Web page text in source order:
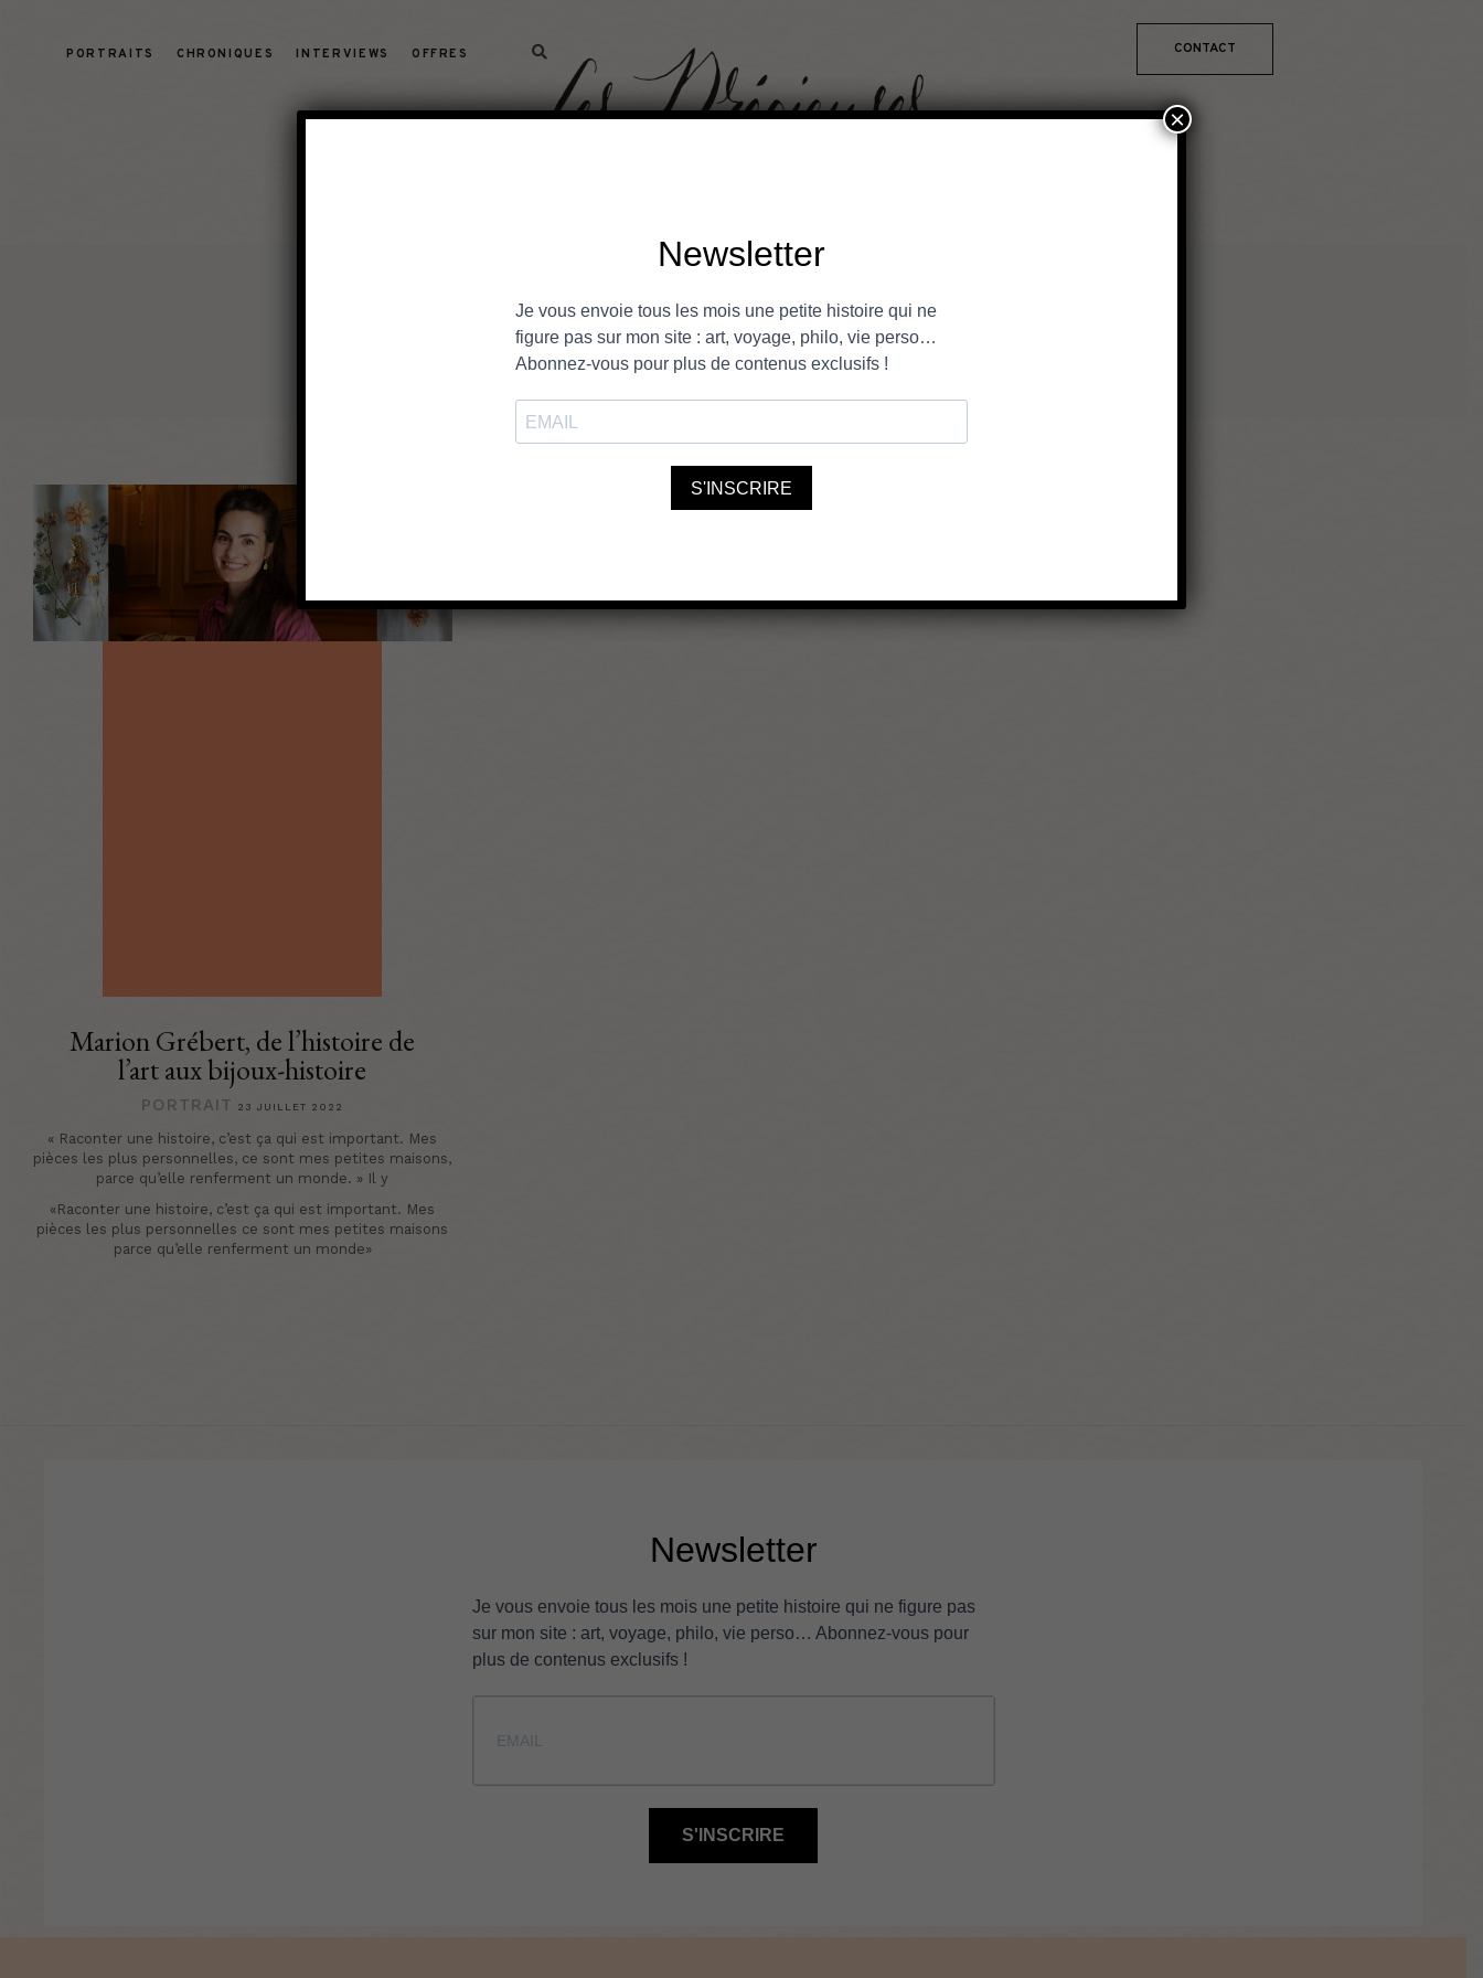
PORTRAITS CHRONIQUES INTERVIEWS OFFRES CONTACT
histoire de l’art
Marion Grébert, de l’histoire de
l’art aux bijoux-histoire
PORTRAIT 23 JUILLET 2022
« Raconter une histoire, c’est ça qui est important. Mes
pièces les plus personnelles, ce sont mes petites maisons,
parce qu’elle renferment un monde. » Il y
«Raconter une histoire, c’est ça qui est important. Mes
pièces les plus personnelles ce sont mes petites maisons
parce qu’elle renferment un monde»
Newsletter
Je vous envoie tous les mois une petite histoire qui ne figure pas
sur mon site : art, voyage, philo, vie perso… Abonnez-vous pour
plus de contenus exclusifs !
S'INSCRIRE
×